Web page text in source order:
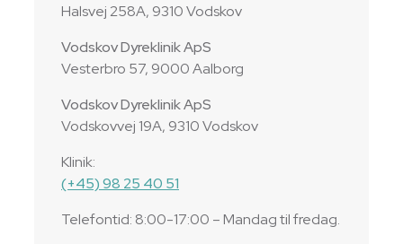
Halsvej 258A, 9310 Vodskov
Vodskov Dyreklinik ApS
Vesterbro 57, 9000 Aalborg
Vodskov Dyreklinik ApS
Vodskovvej 19A, 9310 Vodskov
Klinik:
(+45) 98 25 40 51
Telefontid: 8:00-17:00 – Mandag til fredag.